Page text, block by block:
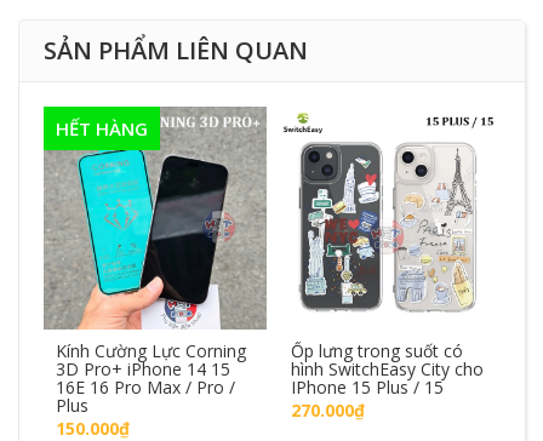
SẢN PHẨM LIÊN QUAN
HẾT HÀNG
Kính Cường Lực Corning
3D Pro+ iPhone 14 15
16E 16 Pro Max / Pro /
Plus
150.000₫
Ốp lưng trong suốt có
hình SwitchEasy City cho
IPhone 15 Plus / 15
270.000₫